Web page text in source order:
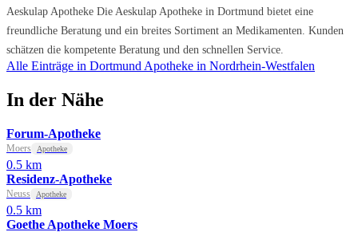
Aeskulap Apotheke Die Aeskulap Apotheke in Dortmund bietet eine
freundliche Beratung und ein breites Sortiment an Medikamenten. Kunden
schätzen die kompetente Beratung und den schnellen Service.
Alle Einträge in Dortmund Apotheke in Nordrhein-Westfalen
In der Nähe
Forum-Apotheke
Moers Apotheke
0.5 km
Residenz-Apotheke
Neuss Apotheke
0.5 km
Goethe Apotheke Moers